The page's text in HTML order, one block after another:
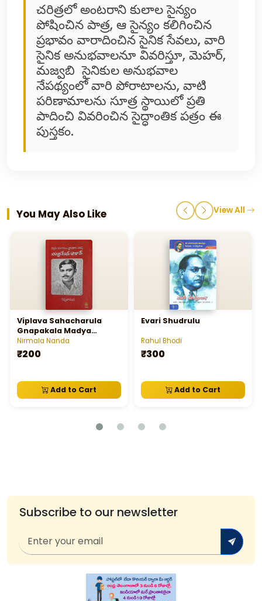
చరిత్రలో అంటరాని కులాల సైన్యం
పోషించిన పాత్ర, ఆ సైన్యం కలిగించిన
ప్రభావం వారాదించిన సైనిక సేవలు, వారి
సైనిక అనుభవాలనూ వివరిస్తూ, మెహర్,
మజ్వబి సైనికుల అనుభవాల
నేపథ్యంలో వారి పోరాటాలను, వాటి
పరిణామాలను సూత్ర స్థాయిలో ప్రతి
పాదించి వివరించిన సైద్ధాంతిక పత్రం ఈ
పుస్తకం.
You May Also Like View All
Viplava Sahacharula
Gnapakala Madya
Chandrashekar Azad
Nirmala Nanda
₹200
Add to Cart
Evari Shudrulu
Rahul Bhodi
₹300
Add to Cart
Subscribe to our newsletter